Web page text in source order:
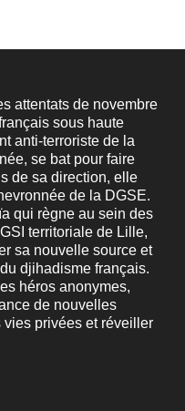
attentats de novembre
sous haute
anti-terroriste de la
se bat pour faire
de sa direction, elle
de la DGSE.
qui règne au sein des
territoriale de Lille,
sa nouvelle source et
djihadisme français.
héros anonymes,
de nouvelles
vies privées et réveiller